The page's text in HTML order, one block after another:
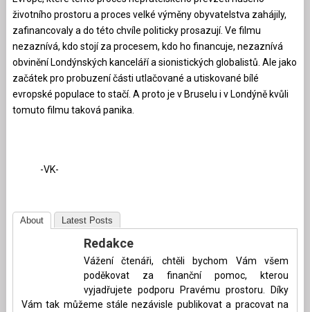
životního prostoru a proces velké výměny obyvatelstva zahájily,
zafinancovaly a do této chvíle politicky prosazují. Ve filmu
nezaznívá, kdo stojí za procesem, kdo ho financuje, nezaznívá
obvinění Londýnských kanceláří a sionistických globalistů. Ale jako
začátek pro probuzení části utlačované a utiskované bílé
evropské populace to stačí. A proto je v Bruselu i v Londýně kvůli
tomuto filmu taková panika.
-VK-
About Latest Posts
Redakce
Vážení čtenáři, chtěli bychom Vám všem
poděkovat za finanční pomoc, kterou
vyjadřujete podporu Pravému prostoru. Díky
Vám tak můžeme stále nezávisle publikovat a pracovat na